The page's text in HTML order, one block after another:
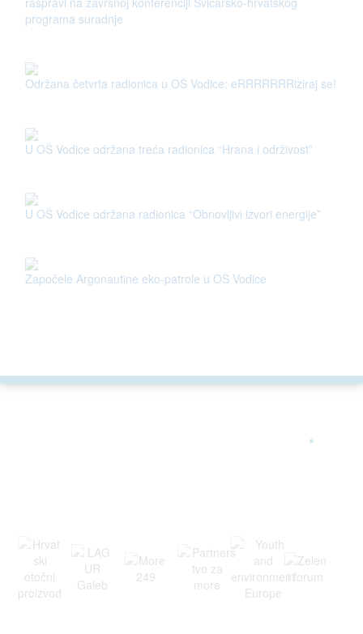
programa suradnje
Održana četvrta radionica u OŠ Vodice: eRRRRRRRiziraj se!
U OŠ Vodice održana treća radionica “Hrana i održivost”
U OŠ Vodice održana radionica “Obnovljivi izvori energije”
Započele Argonautine eko-patrole u OŠ Vodice
.